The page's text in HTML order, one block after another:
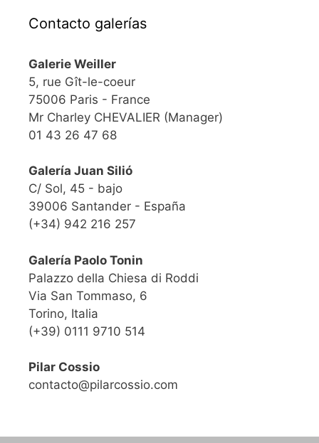
Contacto galerías
Galerie Weiller
5, rue Gît-le-coeur
75006 Paris - France
Mr Charley CHEVALIER (Manager)
01 43 26 47 68
Galería Juan Silió
C/ Sol, 45 - bajo
39006 Santander - España
(+34) 942 216 257
Galería Paolo Tonin
Palazzo della Chiesa di Roddi
Via San Tommaso, 6
Torino, Italia
(+39) 0111 9710 514
Pilar Cossio
contacto@pilarcossio.com